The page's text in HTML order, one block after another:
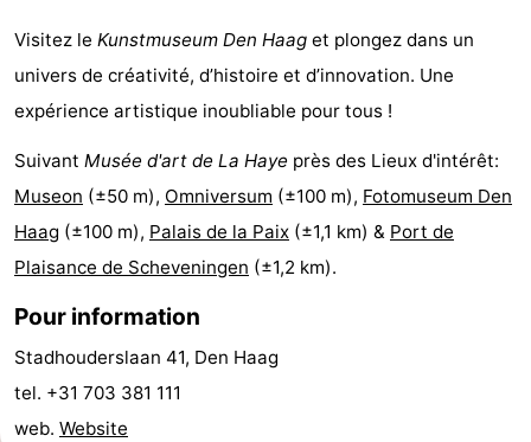
Visitez le Kunstmuseum Den Haag et plongez dans un
univers de créativité, d’histoire et d’innovation. Une
expérience artistique inoubliable pour tous !
Suivant Musée d'art de La Haye près des Lieux d'intérêt:
Museon (±50 m), Omniversum (±100 m), Fotomuseum Den
Haag (±100 m), Palais de la Paix (±1,1 km) & Port de
Plaisance de Scheveningen (±1,2 km).
Pour information
Stadhouderslaan 41, Den Haag
tel. +31 703 381 111
web. Website